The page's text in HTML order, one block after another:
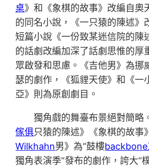
桌》和《象棋的故事》改編自奧
的同名小說，《一只猿的陳述》
短篇小說《一份致某迷信院的陳
的話劇改編加深了話劇思惟的厚
眾啟發和思慮。《吉他男》為挪
瑟的劇作，《狐貍天使》和《一
亞》則為原創劇目。
獨角戲的舞臺布景絕對簡略
傢俱只猿的陳述》《象棋的故事
Wilkhahn男》為“鼓樓backbone
獨角表演季”發布的劇作，誇大“